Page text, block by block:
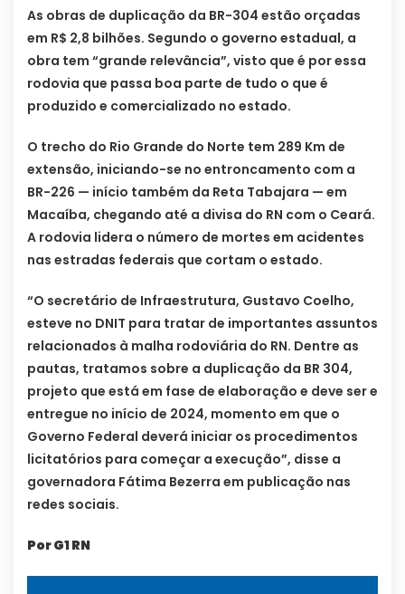
As obras de duplicação da BR-304 estão orçadas
em R$ 2,8 bilhões. Segundo o governo estadual, a
obra tem “grande relevância”, visto que é por essa
rodovia que passa boa parte de tudo o que é
produzido e comercializado no estado.
O trecho do Rio Grande do Norte tem 289 Km de
extensão, iniciando-se no entroncamento com a
BR-226 — início também da Reta Tabajara — em
Macaíba, chegando até a divisa do RN com o Ceará.
A rodovia lidera o número de mortes em acidentes
nas estradas federais que cortam o estado.
“O secretário de Infraestrutura, Gustavo Coelho,
esteve no DNIT para tratar de importantes assuntos
relacionados à malha rodoviária do RN. Dentre as
pautas, tratamos sobre a duplicação da BR 304,
projeto que está em fase de elaboração e deve ser e
entregue no início de 2024, momento em que o
Governo Federal deverá iniciar os procedimentos
licitatórios para começar a execução”, disse a
governadora Fátima Bezerra em publicação nas
redes sociais.
Por G1 RN